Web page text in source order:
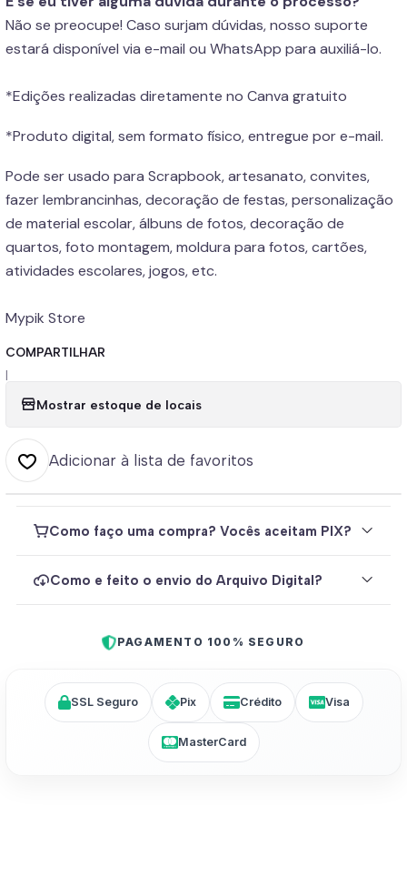
Não se preocupe! Caso surjam dúvidas, nosso suporte
estará disponível via e-mail ou WhatsApp para auxiliá-lo.
*Edições realizadas diretamente no Canva gratuito
*Produto digital, sem formato físico, entregue por e-mail.
Pode ser usado para Scrapbook, artesanato, convites,
fazer lembrancinhas, decoração de festas, personalização
de material escolar, álbuns de fotos, decoração de
quartos, foto montagem, moldura para fotos, cartões,
atividades escolares, jogos, etc.
Mypik Store
COMPARTILHAR
|
Mostrar estoque de locais
Adicionar à lista de favoritos
Como faço uma compra? Vocês aceitam PIX?
Como e feito o envio do Arquivo Digital?
PAGAMENTO 100% SEGURO
SSL Seguro Pix Crédito Visa
MasterCard